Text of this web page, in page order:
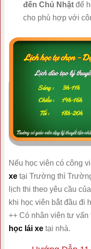
đến Chủ Nhậtđể
cho phù hợp với
Nếu học viên có công
xetại Trường thì
lịch thi theo yêu cầu
khi học viên bắt đầu đi
++ Có nhân viên tư
học lái xetại nhà.